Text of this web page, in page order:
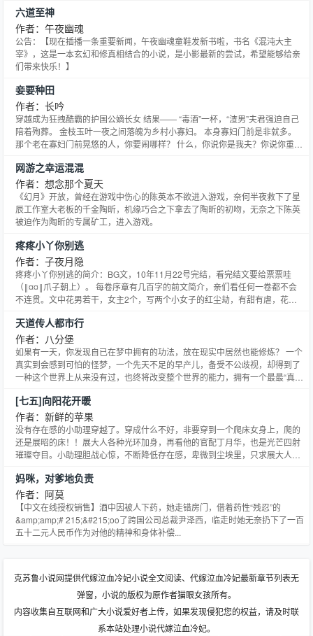
入V，入望筒子们可以继续支持我。最后，这句话虽然说了等于白说，还是想
说一句，盗文请自重！
六道至神
作者：午夜幽魂
公告：【现在插播一条重要新闻，午夜幽魂童鞋发新书啦，书名《混沌大主
宰》，这是一本玄幻和修真相结合的小说，是小影最新的尝试，希望能够给亲
们带来快乐！】
妾要种田
作者：长吟
穿越成为狂拽酷霸的护国公嫡长女 结果—— “毒酒”一杯，“渣男”夫君强迫自己
陪着殉葬。 金枝玉叶一夜之间落魄为乡村小寡妇。 本身寡妇门前是非就多。
那个老在寡妇门前晃悠的人，你要闹哪样？ 什么，你说你是我夫？你说你重
网游之幸运混混
作者：想念那个夏天
《幻月》开放，曾经在游戏中伤心的陈英本不欲进入游戏，奈何半夜救下了星
辰工作室大老板的千金陶昕，机缘巧合之下拿去了陶昕的初吻，无奈之下陈英
被迫作为陶昕的专属矿工，进入游戏。
疼疼小丫你别逃
作者：子夜月隐
疼疼小丫你别逃的简介：BG文，10年11月22号完结，看完结文要给票票哇
（‖¤¤‖爪子朝上）。 每卷序章有几百字的前文简介，亲们看任何一卷都不会
不连贯。文中花男若干，女主2个，写两个小女子的红尘劫，有甜有虐，花事
天道传人都市行
作者：八分堡
如果有一天，你发现自已在梦中拥有的功法，放在现实中居然也能修炼？ 一个
真实到会感到可怕的怪梦，一个先天不足的早产儿，备受不公歧视，却得到了
一种这个世界上从来没有过，也终将改变整个世界的能力，拥有一个最最“真
校医；一人敌一国自闭征少女；从小到大，一直像抱大洋娃娃般，每天搂在怀
里睡觉，和枕头一样柔软的小野猫妹妹。。。。。 能力越大，
[七五]向阳花开暖
作者：新鲜的苹果
没有存在感的小助理穿越了。穿成什么不好，非要穿到一个爬床女身上，爬的
还是展昭的床！！展大人各种光环加身，再看他的官配丁月华，也是光芒四射
璀璨夺目。小助理胆战心惊，不断降低存在感，卑微到尘埃里，只求展大人休
不弃。”小助理泪流满面，心想，大人，你还是弃了我吧。这一辈子不离不弃，
那下一辈子可以不闻不问了吧？可是，展大人你怎么能言而无信
妈咪，对爹地负责
作者：阿莫
【中文在线授权销售】酒中因被人下药，她走错房门，借着药性“残忍”的
&amp;amp;# 215;&#215;oo了跨国公司总裁尹泽西，临走时她无奈扔下了一百
五十二元人民币作为对他的精神和身体补偿...
克苏鲁小说网提供代嫁泣血冷妃小说全文阅读、代嫁泣血冷妃最新章节列表无
弹窗，小说的版权为原作者猫眼女孩所有。
内容收集自互联网和广大小说爱好者上传，如果发现侵犯您的权益，请及时联
系本站处理小说代嫁泣血冷妃。